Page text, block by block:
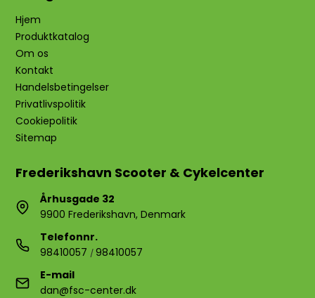
Hjem
Produktkatalog
Om os
Kontakt
Handelsbetingelser
Privatlivspolitik
Cookiepolitik
Sitemap
Frederikshavn Scooter & Cykelcenter
Århusgade 32
9900 Frederikshavn, Denmark
Telefonnr.
98410057 /98410057
E-mail
dan@fsc-center.dk